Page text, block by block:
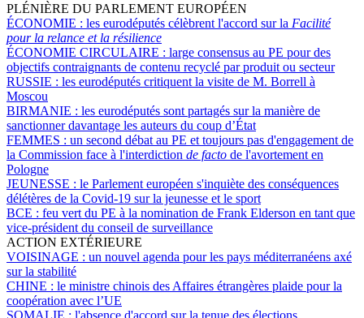
PLÉNIÈRE DU PARLEMENT EUROPÉEN
ÉCONOMIE : les eurodéputés célèbrent l'accord sur la Facilité
pour la relance et la résilience
ÉCONOMIE CIRCULAIRE : large consensus au PE pour des
objectifs contraignants de contenu recyclé par produit ou secteur
RUSSIE : les eurodéputés critiquent la visite de M. Borrell à
Moscou
BIRMANIE : les eurodéputés sont partagés sur la manière de
sanctionner davantage les auteurs du coup d’État
FEMMES : un second débat au PE et toujours pas d'engagement de
la Commission face à l'interdiction de facto de l'avortement en
Pologne
JEUNESSE : le Parlement européen s'inquiète des conséquences
délétères de la Covid-19 sur la jeunesse et le sport
BCE : feu vert du PE à la nomination de Frank Elderson en tant que
vice-président du conseil de surveillance
ACTION EXTÉRIEURE
VOISINAGE : un nouvel agenda pour les pays méditerranéens axé
sur la stabilité
CHINE : le ministre chinois des Affaires étrangères plaide pour la
coopération avec l’UE
SOMALIE : l'absence d'accord sur la tenue des élections